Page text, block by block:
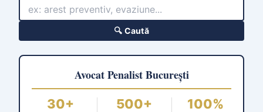
🔍 Caută
Avocat Penalist București
30+
500+ 100%